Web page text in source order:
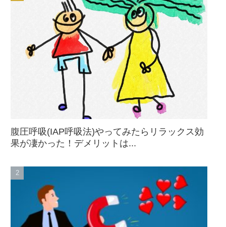
腹圧呼吸(IAP呼吸法)やってみたらリラックス効
果が凄かった！デメリットは...